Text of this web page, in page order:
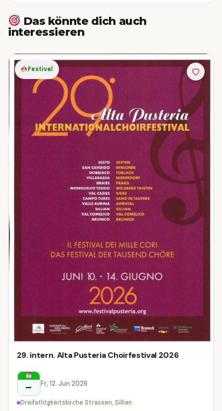
Das könnte dich auch
interessieren
Festival
29. intern. Alta Pusteria Choirfestival 2026
– Fr, 12. Jun 2026
Dreifatlitgkeitskirche Strassen, Sillian